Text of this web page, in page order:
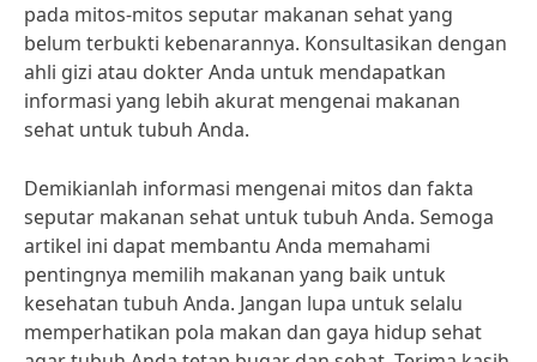
pada mitos-mitos seputar makanan sehat yang
belum terbukti kebenarannya. Konsultasikan dengan
ahli gizi atau dokter Anda untuk mendapatkan
informasi yang lebih akurat mengenai makanan
sehat untuk tubuh Anda.
Demikianlah informasi mengenai mitos dan fakta
seputar makanan sehat untuk tubuh Anda. Semoga
artikel ini dapat membantu Anda memahami
pentingnya memilih makanan yang baik untuk
kesehatan tubuh Anda. Jangan lupa untuk selalu
memperhatikan pola makan dan gaya hidup sehat